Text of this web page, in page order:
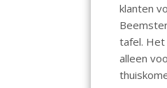
klanten
tafel. Het
alleen